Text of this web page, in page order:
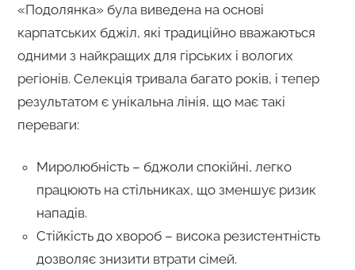
«Подолянка» була виведена на основі
карпатських бджіл, які традиційно вважаються
одними з найкращих для гірських і вологих
регіонів. Селекція тривала багато років, і тепер
результатом є унікальна лінія, що має такі
переваги:
Миролюбність – бджоли спокійні, легко
працюють на стільниках, що зменшує ризик
нападів.
Стійкість до хвороб – висока резистентність
дозволяє знизити втрати сімей.